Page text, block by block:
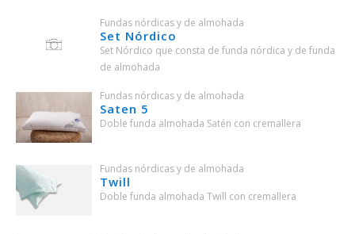
Fundas nórdicas y de almohada
Set Nórdico
Set Nórdico que consta de funda nórdica y de funda
de almohada
Fundas nórdicas y de almohada
Saten 5
Doble funda almohada Satén con cremallera
Fundas nórdicas y de almohada
Twill
Doble funda almohada Twill con cremallera